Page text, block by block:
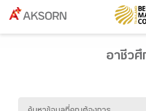
อาชีวศึ